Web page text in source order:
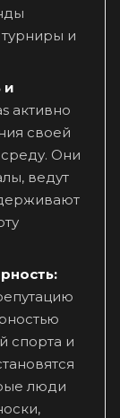
и
и
активно
своей
Они
ведут
спорта и
люди